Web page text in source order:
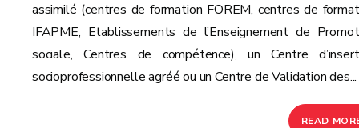
assimilé (centres de formation FOREM, centres de
IFAPME, Etablissements de l’Enseignement de
sociale, Centres de compétence), un Centre
socioprofessionnelle agréé ou un Centre de Validation des...
READ